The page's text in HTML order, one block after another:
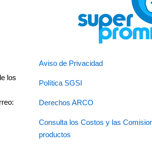
los
Aviso de Privacidad
Política SGSI
Derechos ARCO
Consulta los Costos y las
productos